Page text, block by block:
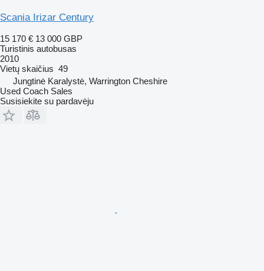
Scania Irizar Century
15 170 € 13 000 GBP
Turistinis autobusas
2010
Vietų skaičius 49
Jungtinė Karalystė, Warrington Cheshire
Used Coach Sales
Susisiekite su pardavėju